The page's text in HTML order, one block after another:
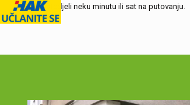
da bi uštedjeli neku minutu ili sat na putovanju.